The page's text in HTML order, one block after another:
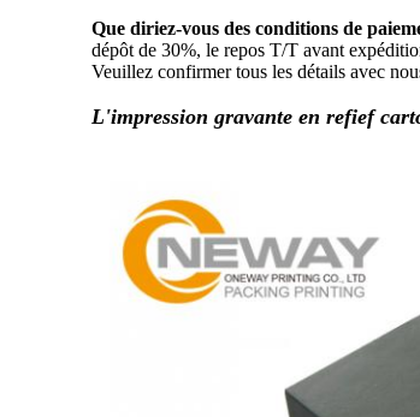
Que diriez-vous des conditions de
dépôt de 30%, le repos T/T avant
Veuillez confirmer tous les détails avec
L'impression gravante en refief